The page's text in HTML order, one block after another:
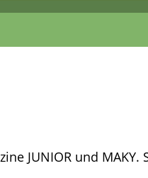
JUNIOR und